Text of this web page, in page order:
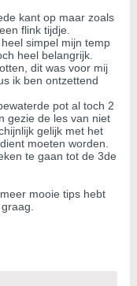
kant op maar zoals
flink tijdje.
simpel mijn temp
heel belangrijk.
dit was voor mij
ik ben ontzettend
pot al toch 2
gezie de les van niet
gelijk met het
moeten worden.
te gaan tot de 3de
mooie tips hebt